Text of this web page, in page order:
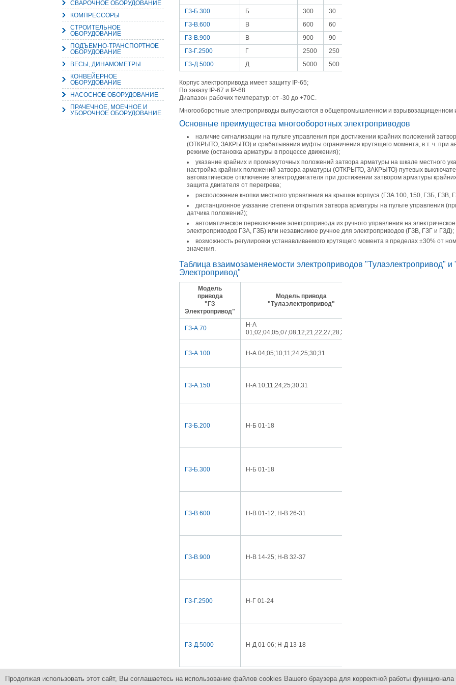
СВАРОЧНОЕ ОБОРУДОВАНИЕ
КОМПРЕССОРЫ
СТРОИТЕЛЬНОЕ
ОБОРУДОВАНИЕ
ПОДЪЕМНО-ТРАНСПОРТНОЕ
ОБОРУДОВАНИЕ
ВЕСЫ, ДИНАМОМЕТРЫ
КОНВЕЙЕРНОЕ
ОБОРУДОВАНИЕ
НАСОСНОЕ ОБОРУДОВАНИЕ
ПРАЧЕЧНОЕ, МОЕЧНОЕ И
УБОРОЧНОЕ ОБОРУДОВАНИЕ
ГЗ-Б.300
Б 300 30
ГЗ-В.600
В 600 60
ГЗ-В.900
В 900 90
ГЗ-Г.2500
Г 2500 250
ГЗ-Д.5000
Д 5000 500
Корпус электропривода имеет защиту IP-65;
По заказу IP-67 и IP-68.
Диапазон рабочих температур: от -30 до +70С.
Многооборотные электроприводы выпускаются в общепромышленном и взрывозащищенном
Основные преимущества многооборотных электроприводов
наличие сигнализации на пульте управления при достижении крайних положений
(ОТКРЫТО, ЗАКРЫТО) и срабатывания муфты ограничения крутящего момента, в т. ч. при
режиме (остановка арматуры в процессе движения);
указание крайних и промежуточных положений затвора арматуры на шкале местного
настройка крайних положений затвора арматуры (ОТКРЫТО, ЗАКРЫТО) путевых
автоматическое отключение электродвигателя при достижении затвором арматуры
защита двигателя от перегрева;
расположение кнопки местного управления на крышке корпуса (ГЗА.100, 150, ГЗБ, ГЗВ,
дистанционное указание степени открытия затвора арматуры на пульте управления
датчика положений);
автоматическое переключение электропривода из ручного управления на
электроприводов ГЗА, ГЗБ) или независимое ручное для электроприводов (ГЗВ, ГЗГ и ГЗД);
возможность регулировки устанавливаемого крутящего момента в пределах ±30% от
значения.
Таблица взаимозаменяемости электроприводов "Тулаэлектропривод" и
Электропривод"
Модель
привода
"ГЗ
Электропривод"
Модель привода
"Тулаэлектропривод"
ГЗ-А.70
Н-А
01;02;04;05;07;08;12;21;22;27;28;32;33
ГЗ-А.100 Н-А 04;05;10;11;24;25;30;31
ГЗ-А.150 Н-А 10;11;24;25;30;31
ГЗ-Б.200 Н-Б 01-18
ГЗ-Б.300 Н-Б 01-18
ГЗ-В.600 Н-В 01-12; Н-В 26-31
ГЗ-В.900 Н-В 14-25; Н-В 32-37
ГЗ-Г.2500 Н-Г 01-24
ГЗ-Д.5000 Н-Д 01-06; Н-Д 13-18
Продолжая использовать этот сайт, Вы соглашаетесь на использование файлов cookies Вашего браузера для корректной работы функционала